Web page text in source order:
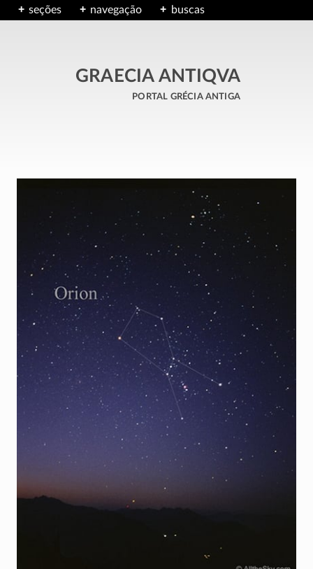
seções navegação buscas
GRAECIA ANTIQVA
portal grécia antiga